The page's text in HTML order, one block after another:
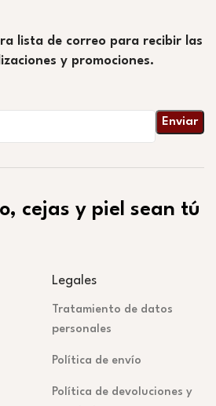
lista de correo para recibir las
y promociones.
cejas y piel sean tú
Legales
Tratamiento de datos
personales
Política de envío
Política de devoluciones y